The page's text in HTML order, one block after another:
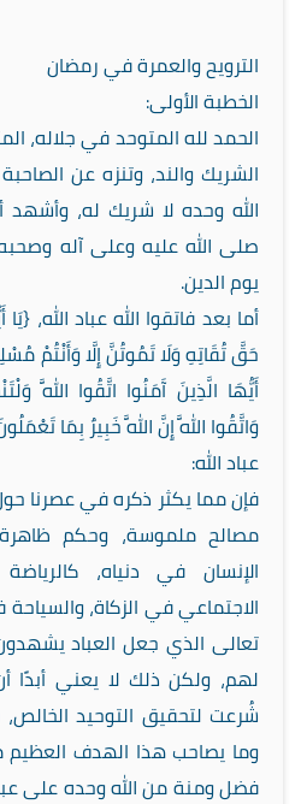
الترويح والعمرة في رمضان
الخطبة الأولى:
الحمد لله المتوحد في جلاله،
الشريك والند، وتنزه عن
الله وحده لا شريك له،
صلى الله عليه وعلى آله
يوم الدين.
أما بعد فاتقوا الله عباد الله،
أَيُّهَا الَّذِينَ آَمَنُوا اتَّقُوا
وَاتَّقُوا اللَّهَ إِنَّ اللَّهَ خَبِيرٌ بِمَا
عباد الله:
فإن مما يكثر ذكره في عصرنا
مصالح ملموسة، وحكم ظاهرة
الإنسان في دنياه،
الاجتماعي في الزكاة،
تعالى الذي جعل العباد
لهم، ولكن ذلك لا يعني أبدًا
شُرعت لتحقيق التوحيد الخالص،
وما يصاحب هذا الهدف
فضل ومنة من الله وحده على